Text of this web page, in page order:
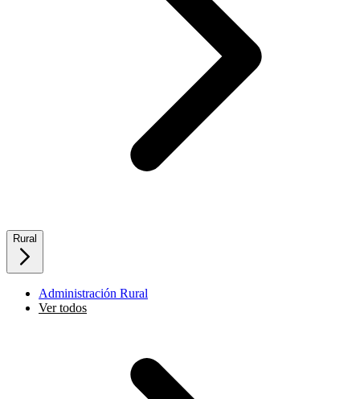
Rural
Administración Rural
Ver todos